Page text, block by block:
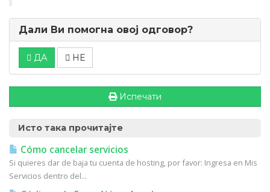
Дали Ви помогна овој одговор?
ДА НЕ
Испечати
Исто така прочитајте
Cómo cancelar servicios
Si quieres dar de baja tu cuenta de hosting, por favor: Ingresa en Mis
Servicios dentro del...